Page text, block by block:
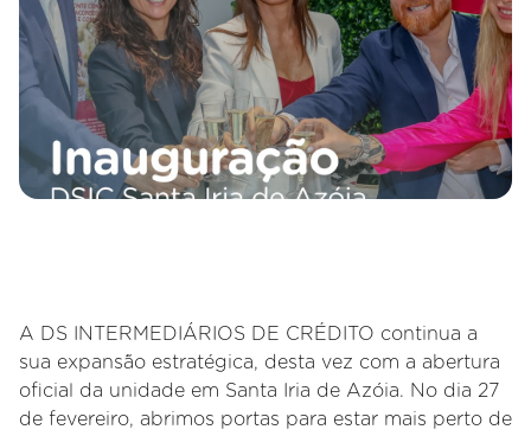
A DS INTERMEDIÁRIOS DE CRÉDITO continua a
sua expansão estratégica, desta vez com a abertura
oficial da unidade em Santa Iria de Azóia. No dia 27
de fevereiro, abrimos portas para estar mais perto de